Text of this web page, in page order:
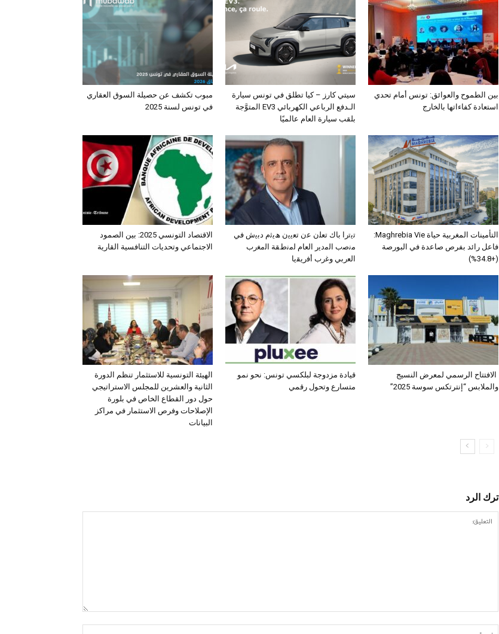
مبوب تكشف عن حصيلة السوق العقاري
في تونس لسنة 2025
سيتي كارز – كيا تطلق في تونس سيارة
الـدفع الرباعي الكهربائي EV3 المتوَّجة
بلقب سيارة العام عالميًا
بين الطموح والعوائق: تونس أمام تحدي
استعادة كفاءاتها بالخارج
الاقتصاد التونسي 2025: بين الصمود
الاجتماعي وتحديات التنافسية القارية
ﺗﯾﺗرا ﺑﺎك ﺗﻌﻠن ﻋن ﺗﻌﯾﯾن ھﯾﺛم دﺑﯾش ﻓﻲ
ﻣﻧﺻب اﻟﻣدﯾر اﻟﻌﺎم ﻟﻣﻧطﻘﺔ اﻟﻣﻐرب
اﻟﻌرﺑﻲ وﻏرب أﻓرﯾﻘﯾﺎ
التأمينات المغربية حياة Maghrebia Vie:
فاعل رائد بفرص صاعدة في البورصة
(+34.8%)
الهيئة التونسية للاستثمار تنظم الدورة
الثانية والعشرين للمجلس الاستراتيجي
حول دور القطاع الخاص في بلورة
الإصلاحات وفرص الاستثمار في مراكز
البيانات
قيادة مزدوجة لبلكسي تونس: نحو نمو
متسارع وتحول رقمي
الافتتاح الرسمي لمعرض النسيج
والملابس “إنترتكس سوسة 2025”
ترك الرد